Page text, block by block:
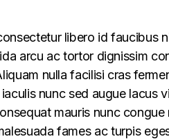
libero id faucibus
arcu ac tortor dignissim
nulla facilisi cras
nunc sed augue lacus
mauris nunc congue
fames ac turpis